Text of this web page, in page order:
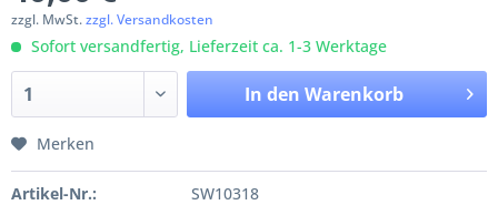
zzgl. MwSt.zzgl. Versandkosten
Sofort versandfertig, Lieferzeit ca. 1-3 Werktage
In den Warenkorb
Merken
Artikel-Nr.:
SW10318